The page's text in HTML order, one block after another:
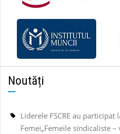
Noutăți
Liderele FSCRE au
Femei„Femeile sindicaliste